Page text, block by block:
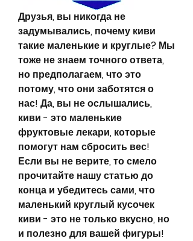
Друзья, вы никогда не
задумывались, почему киви
такие маленькие и круглые? Мы
тоже не знаем точного ответа,
но предполагаем, что это
потому, что они заботятся о
нас! Да, вы не ослышались,
киви - это маленькие
фруктовые лекари, которые
помогут нам сбросить вес!
Если вы не верите, то смело
прочитайте нашу статью до
конца и убедитесь сами, что
маленький круглый кусочек
киви - это не только вкусно, но
и полезно для вашей фигуры!